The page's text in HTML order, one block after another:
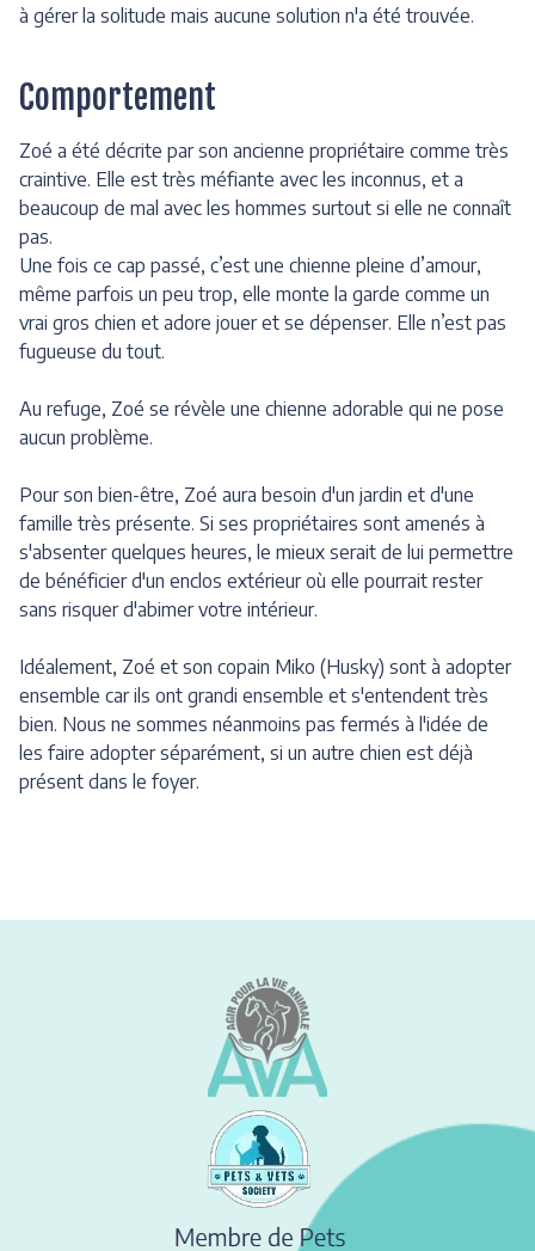
à gérer la solitude mais aucune solution n'a été trouvée.
Comportement
Zoé a été décrite par son ancienne propriétaire comme très
craintive. Elle est très méfiante avec les inconnus, et a
beaucoup de mal avec les hommes surtout si elle ne connaît
pas.
Une fois ce cap passé, c’est une chienne pleine d’amour,
même parfois un peu trop, elle monte la garde comme un
vrai gros chien et adore jouer et se dépenser. Elle n’est pas
fugueuse du tout.
Au refuge, Zoé se révèle une chienne adorable qui ne pose
aucun problème.
Pour son bien-être, Zoé aura besoin d'un jardin et d'une
famille très présente. Si ses propriétaires sont amenés à
s'absenter quelques heures, le mieux serait de lui permettre
de bénéficier d'un enclos extérieur où elle pourrait rester
sans risquer d'abimer votre intérieur.
Idéalement, Zoé et son copain Miko (Husky) sont à adopter
ensemble car ils ont grandi ensemble et s'entendent très
bien. Nous ne sommes néanmoins pas fermés à l'idée de
les faire adopter séparément, si un autre chien est déjà
présent dans le foyer.